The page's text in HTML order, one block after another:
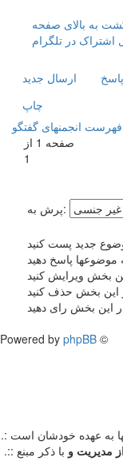
به بالای صفحه
اشتراک در تلگرام
ارسال جديد
چاپ
فهرست انجمنهای گفتگو
صفحه 1 از
1
پرش به:
جدید پست کنید
موضوعها پاسخ دهید
بخش ویرایش کنید
این بخش حذف کنید
این بخش رای دهید
Powered by phpBB ©
مدیریت و با ذکر مبنع